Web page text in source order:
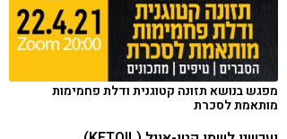
מפגש בנושא תזונה קטוגנית ודלת פחמימות
מותאמת לסכרת